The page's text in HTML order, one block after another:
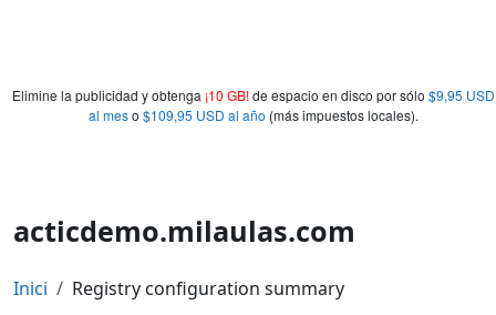
Elimine la publicidad y obtenga ¡10 GB!de espacio en disco por sólo $9,95 USD
al meso $109,95 USD al año (más impuestos locales).
acticdemo.milaulas.com
Inici Registry configuration summary